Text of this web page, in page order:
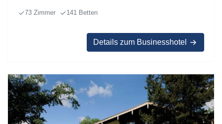
73 Zimmer 141 Betten
Details zum Businesshotel